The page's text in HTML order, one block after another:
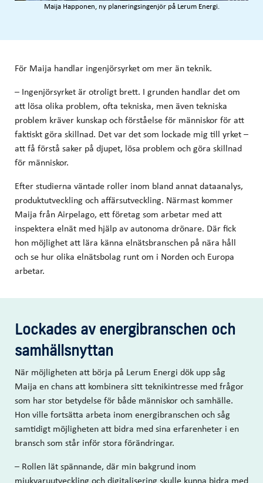
Maija Happonen, ny planeringsingenjör på Lerum Energi.
För Maija handlar ingenjörsyrket om mer än teknik.
– Ingenjörsyrket är otroligt brett. I grunden handlar det om
att lösa olika problem, ofta tekniska, men även tekniska
problem kräver kunskap och förståelse för människor för att
faktiskt göra skillnad. Det var det som lockade mig till yrket –
att få förstå saker på djupet, lösa problem och göra skillnad
för människor.
Efter studierna väntade roller inom bland annat dataanalys,
produktutveckling och affärsutveckling. Närmast kommer
Maija från Airpelago, ett företag som arbetar med att
inspektera elnät med hjälp av autonoma drönare. Där fick
hon möjlighet att lära känna elnätsbranschen på nära håll
och se hur olika elnätsbolag runt om i Norden och Europa
arbetar.
Lockades av energibranschen och
samhällsnyttan
När möjligheten att börja på Lerum Energi dök upp såg
Maija en chans att kombinera sitt teknikintresse med frågor
som har stor betydelse för både människor och samhälle.
Hon ville fortsätta arbeta inom energibranschen och såg
samtidigt möjligheten att bidra med sina erfarenheter i en
bransch som står inför stora förändringar.
– Rollen lät spännande, där min bakgrund inom
mjukvaruutveckling och digitalisering skulle kunna bidra med